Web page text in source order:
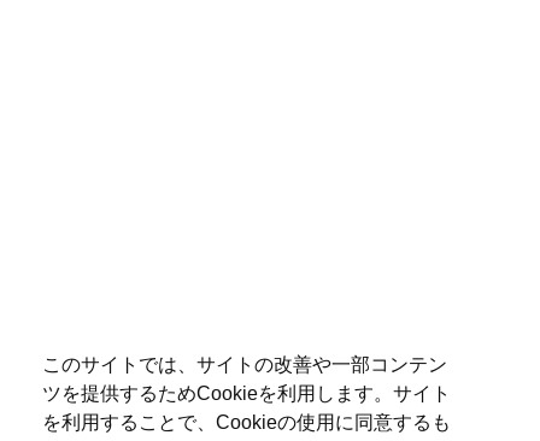
このサイトでは、サイトの改善や一部コンテン
ツを提供するためCookieを利用します。サイト
を利用することで、Cookieの使用に同意するも